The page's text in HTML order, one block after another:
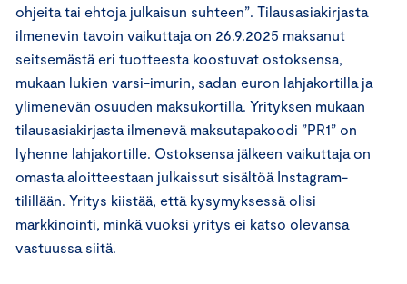
ohjeita tai ehtoja julkaisun suhteen”. Tilausasiakirjasta
ilmenevin tavoin vaikuttaja on 26.9.2025 maksanut
seitsemästä eri tuotteesta koostuvat ostoksensa,
mukaan lukien varsi-imurin, sadan euron lahjakortilla ja
ylimenevän osuuden maksukortilla. Yrityksen mukaan
tilausasiakirjasta ilmenevä maksutapakoodi ”PR1” on
lyhenne lahjakortille. Ostoksensa jälkeen vaikuttaja on
omasta aloitteestaan julkaissut sisältöä Instagram-
tilillään. Yritys kiistää, että kysymyksessä olisi
markkinointi, minkä vuoksi yritys ei katso olevansa
vastuussa siitä.